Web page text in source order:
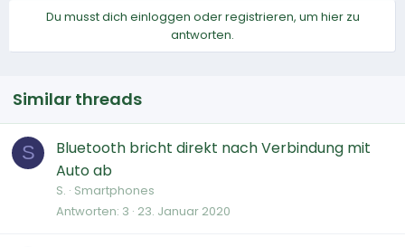
Du musst dich einloggen oder registrieren, um hier zu
antworten.
Similar threads
S
Bluetooth bricht direkt nach Verbindung mit
Auto ab
S. Smartphones
Antworten 3 23. Januar 2020